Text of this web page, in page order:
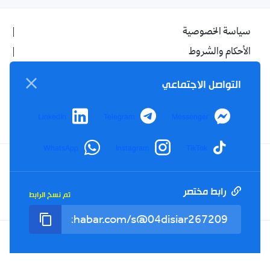
سياسة الخصوصية
الأحكام والشروط
اتصل بنا
من نحن
Facebook
YouTube
TikTok
Twitter
Tel : +213(0)023 31 69 04 - eMail :info@elkhabar.com
التواصل الاجتماعي
Messenger
Telegram
LinkedIn
TikTok
Instagram
WhatsApp
رابط مختصر تم نسخ الرابط